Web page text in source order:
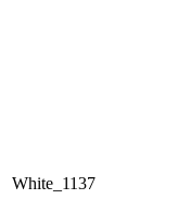
White_1137